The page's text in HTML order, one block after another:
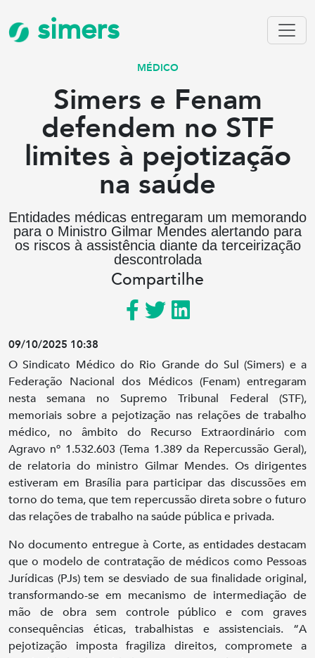
simers
MÉDICO
Simers e Fenam
defendem no STF
limites à pejotização
na saúde
Entidades médicas entregaram um memorando
para o Ministro Gilmar Mendes alertando para
os riscos à assistência diante da terceirização
descontrolada
Compartilhe
09/10/2025 10:38
O Sindicato Médico do Rio Grande do Sul (Simers) e a
Federação Nacional dos Médicos (Fenam) entregaram
nesta semana no Supremo Tribunal Federal (STF),
memoriais sobre a pejotização nas relações de trabalho
médico, no âmbito do Recurso Extraordinário com
Agravo nº 1.532.603 (Tema 1.389 da Repercussão Geral),
de relatoria do ministro Gilmar Mendes. Os dirigentes
estiveram em Brasília para participar das discussões em
torno do tema, que tem repercussão direta sobre o futuro
das relações de trabalho na saúde pública e privada.
No documento entregue à Corte, as entidades destacam
que o modelo de contratação de médicos como Pessoas
Jurídicas (PJs) tem se desviado de sua finalidade original,
transformando-se em mecanismo de intermediação de
mão de obra sem controle público e com graves
consequências éticas, trabalhistas e assistenciais. “A
pejotização imposta fragiliza direitos, compromete a